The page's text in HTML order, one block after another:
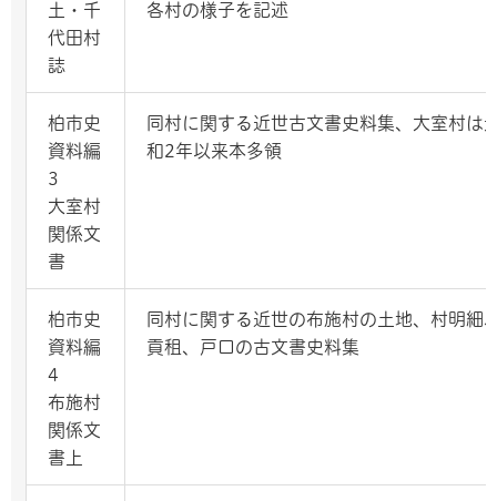
土・千
代田村
誌
各村の様子を記述
柏市史
資料編
3
大室村
関係文
書
同村に関する近世古文書史料集、大室村は
和2年以来本多領
柏市史
資料編
4
布施村
関係文
書上
同村に関する近世の布施村の土地、村明細
貢租、戸口の古文書史料集